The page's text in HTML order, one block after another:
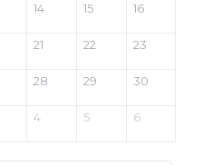
14 15 16
21 22 23
28 29 30
4 5 6